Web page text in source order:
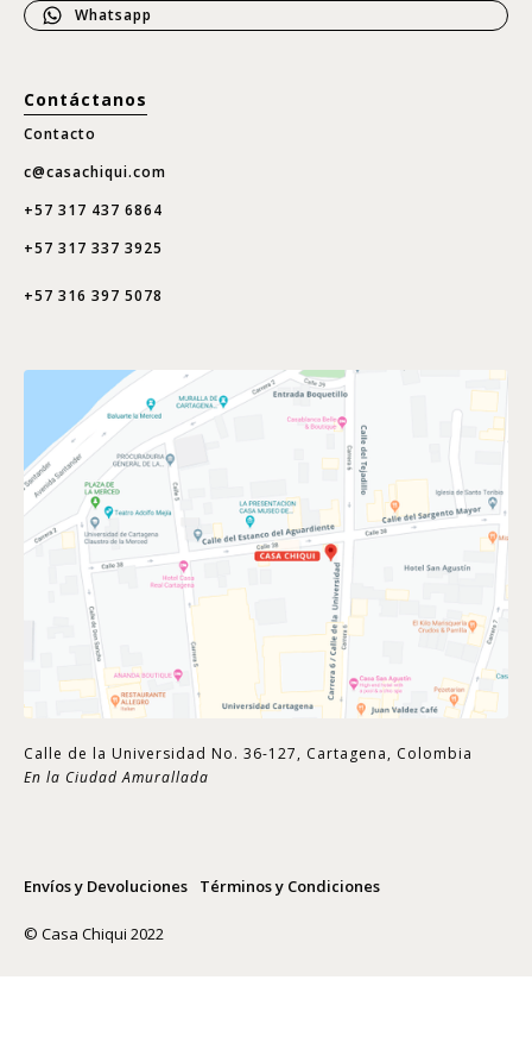
Whatsapp
Contáctanos
Contacto
c@casachiqui.com
+57 317 437 6864
+57 317 337 3925
+57 316 397 5078
Calle de la Universidad No. 36-127, Cartagena, Colombia
En la Ciudad Amurallada
Envíos y Devoluciones Términos y Condiciones
© Casa Chiqui 2022